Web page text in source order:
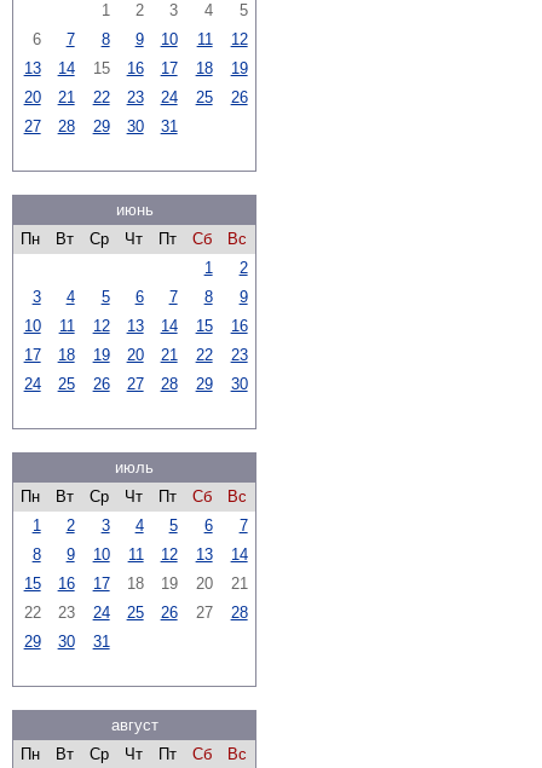
1
2 3 4
5
6
7 8 9 10 11
12
13
14 15 16 17 18
19
20
21 22 23 24 25
26
27
28 29 30 31
июнь
Пн
Вт Ср Чт Пт Сб
Вс
1
2
3
4 5 6 7 8
9
10
11 12 13 14 15
16
17
18 19 20 21 22
23
24
25 26 27 28 29 30
июль
Пн
Вт Ср Чт Пт Сб
Вс
1
2 3 4 5 6
7
8
9 10 11 12 13
14
15
16 17 18 19 20
21
22
23 24 25 26 27
28
29
30 31
август
Пн
Вт Ср Чт Пт Сб
Вс